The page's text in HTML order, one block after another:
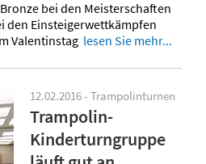
bei den Meisterschaften
den Einsteigerwettkämpfen
Valentinstag lesen Sie mehr...
12.02.2016 - Trampolinturnen
Trampolin-
Kinderturngruppe